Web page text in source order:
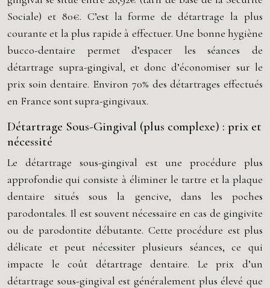
Sociale) et 80€. C’est la forme de détartrage la plus
courante et la plus rapide à effectuer. Une bonne hygiène
bucco-dentaire permet d’espacer les séances de
détartrage supra-gingival, et donc d’économiser sur le
prix soin dentaire. Environ 70% des détartrages effectués
en France sont supra-gingivaux.
Détartrage Sous-Gingival (plus complexe) : prix et
nécessité
Le détartrage sous-gingival est une procédure plus
approfondie qui consiste à éliminer le tartre et la plaque
dentaire situés sous la gencive, dans les poches
parodontales. Il est souvent nécessaire en cas de gingivite
ou de parodontite débutante. Cette procédure est plus
délicate et peut nécessiter plusieurs séances, ce qui
impacte le coût détartrage dentaire. Le prix d’un
détartrage sous-gingival est généralement plus élevé que